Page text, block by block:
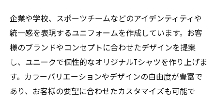
企業や学校、スポーツチームなどのアイデンティティや
統一感を表現するユニフォームを作成しています。お客
様のブランドやコンセプトに合わせたデザインを提案
し、ユニークで個性的なオリジナルTシャツを作り上げま
す。カラーバリエーションやデザインの自由度が豊富で
あり、お客様の要望に合わせたカスタマイズも可能で